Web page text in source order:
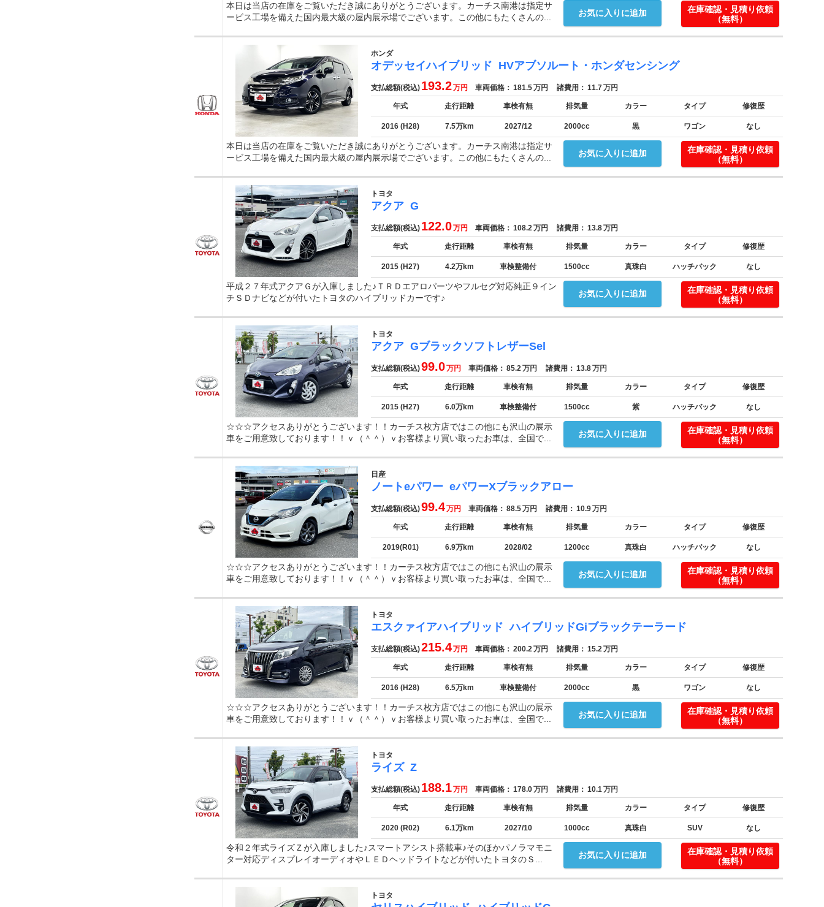
お気に入りに追加
本日は当店の在庫をご覧いただき誠にありがとうございます。カーチス南港は指定サ
ービス工場を備えた国内最大級の屋内展示場でございます。この他にもたくさんの...
在庫確認・見積り依頼
（無料）
ホンダ
オデッセイハイブリッド HVアブソルート・ホンダセンシング
支払総額(税込) 193.2万円 車両価格： 181.5万円 諸費用： 11.7万円
年式 走行距離 車検有無 排気量 カラー タイプ 修復歴
2016 (H28) 7.5万km 2027/12 2000cc 黒 ワゴン なし
お気に入りに追加
本日は当店の在庫をご覧いただき誠にありがとうございます。カーチス南港は指定サ
ービス工場を備えた国内最大級の屋内展示場でございます。この他にもたくさんの...
在庫確認・見積り依頼
（無料）
トヨタ
アクア G
支払総額(税込) 122.0万円 車両価格： 108.2万円 諸費用： 13.8万円
年式 走行距離 車検有無 排気量 カラー タイプ 修復歴
2015 (H27) 4.2万km 車検整備付 1500cc 真珠白 ハッチバック なし
お気に入りに追加
平成２７年式アクアＧが入庫しました♪ＴＲＤエアロパーツやフルセグ対応純正９イン
チＳＤナビなどが付いたトヨタのハイブリッドカーです♪
在庫確認・見積り依頼
（無料）
トヨタ
アクア GブラックソフトレザーSel
支払総額(税込)99.0万円 車両価格： 85.2万円 諸費用： 13.8万円
年式 走行距離 車検有無 排気量 カラー タイプ 修復歴
2015 (H27) 6.0万km 車検整備付 1500cc 紫 ハッチバック なし
お気に入りに追加
☆☆☆アクセスありがとうございます！！カーチス枚方店ではこの他にも沢山の展示
車をご用意致しております！！ｖ（＾＾）ｖお客様より買い取ったお車は、全国で...
在庫確認・見積り依頼
（無料）
日産
ノートeパワー eパワーXブラックアロー
支払総額(税込)99.4万円 車両価格： 88.5万円 諸費用： 10.9万円
年式 走行距離 車検有無 排気量 カラー タイプ 修復歴
2019(R01) 6.9万km 2028/02 1200cc 真珠白 ハッチバック なし
お気に入りに追加
☆☆☆アクセスありがとうございます！！カーチス枚方店ではこの他にも沢山の展示
車をご用意致しております！！ｖ（＾＾）ｖお客様より買い取ったお車は、全国で...
在庫確認・見積り依頼
（無料）
トヨタ
エスクァイアハイブリッド ハイブリッドGiブラックテーラード
支払総額(税込)215.4万円 車両価格： 200.2万円 諸費用： 15.2万円
年式 走行距離 車検有無 排気量 カラー タイプ 修復歴
2016 (H28) 6.5万km 車検整備付 2000cc 黒 ワゴン なし
お気に入りに追加
☆☆☆アクセスありがとうございます！！カーチス枚方店ではこの他にも沢山の展示
車をご用意致しております！！ｖ（＾＾）ｖお客様より買い取ったお車は、全国で...
在庫確認・見積り依頼
（無料）
トヨタ
ライズ Z
支払総額(税込) 188.1万円 車両価格： 178.0万円 諸費用： 10.1万円
年式 走行距離 車検有無 排気量 カラー タイプ 修復歴
2020 (R02) 6.1万km 2027/10 1000cc 真珠白 SUV なし
お気に入りに追加
令和２年式ライズＺが入庫しました♪スマートアシスト搭載車♪そのほかパノラマモニ
ター対応ディスプレイオーディオやＬＥＤヘッドライトなどが付いたトヨタのＳ...
在庫確認・見積り依頼
（無料）
トヨタ